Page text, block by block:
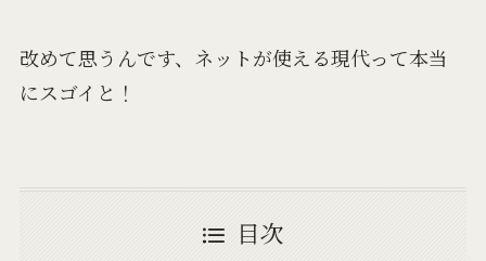
改めて思うんです、 ネットが使える現代って本当
にスゴイと！
目次